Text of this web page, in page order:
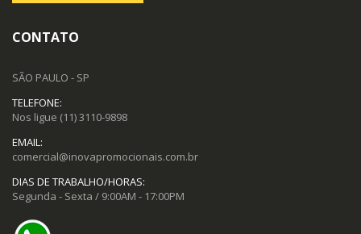
CONTATO
SÃO PAULO - SP
TELEFONE:
Nos ligue (11) 3110-9898
EMAIL:
comercial@inovapromocionais.com.br
DIAS DE TRABALHO/HORAS:
Segunda - Sexta / 9:00AM - 17:00PM